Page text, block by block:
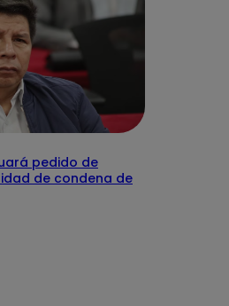
pedido de
de condena de